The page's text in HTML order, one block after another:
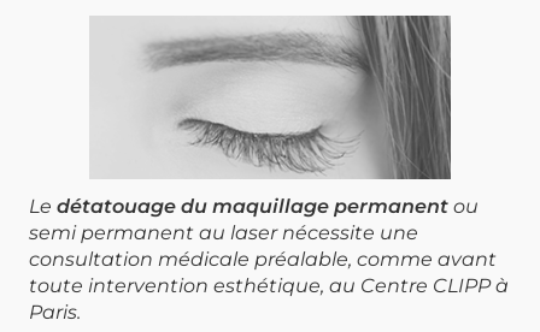
Le détatouage du maquillage permanent ou
semi permanent au laser nécessite une
consultation médicale préalable, comme avant
toute intervention esthétique, au Centre CLIPP à
Paris.